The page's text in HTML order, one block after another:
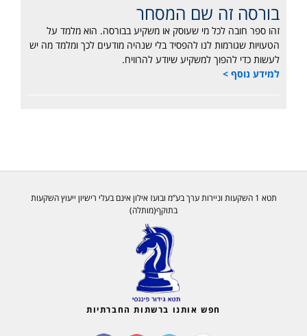
בורסה זה שם המסחר
זהו ספר חובה לכל מי שעוסק או משקיע בבורסה. הוא מלמד על
הטעויות שגורמות לנו להפסיד בלי שנהיה מודעים לכך ומלמד מה יש
לעשות כדי להפוך למשקיע שיודע להרוויח.
למידע נוסף >
תטא 1 השקעות וניירות ערך בע”מ ובועז אילון אינם בעלי רישיון ייעוץ השקעות
בתוקף(מותלה)
חפש אותנו ברשתות החברתיות